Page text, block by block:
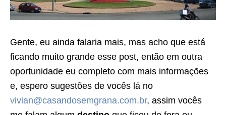
Gente, eu ainda falaria mais, mas acho que está
ficando muito grande esse post, então em outra
oportunidade eu completo com mais informações
e, espero sugestões de vocês lá no
vivian@casandosemgrana.com.br, assim vocês